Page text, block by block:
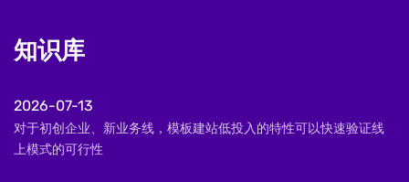
知识库
2026-07-13
对于初创企业、新业务线，模板建站低投入的特性可以快速验证线
上模式的可行性